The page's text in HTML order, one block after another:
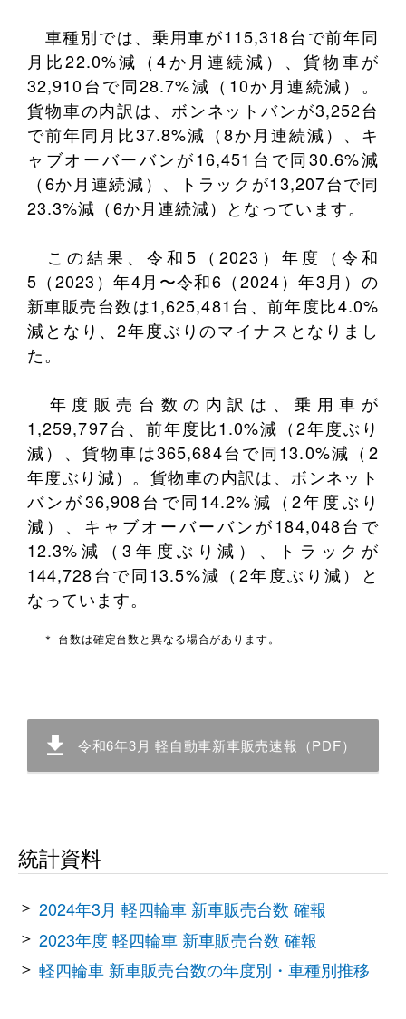
車種別では、乗用車が115,318台で前年同
月比22.0%減（4か月連続減）、貨物車が
32,910台で同28.7%減（10か月連続減）。
貨物車の内訳は、ボンネットバンが3,252台
で前年同月比37.8%減（8か月連続減）、キ
ャブオーバーバンが16,451台で同30.6%減
（6か月連続減）、トラックが13,207台で同
23.3%減（6か月連続減）となっています。
この結果、令和5（2023）年度（令和
5（2023）年4月〜令和6（2024）年3月）の
新車販売台数は1,625,481台、前年度比4.0%
減となり、2年度ぶりのマイナスとなりまし
た。
年度販売台数の内訳は、乗用車が
1,259,797台、前年度比1.0%減（2年度ぶり
減）、貨物車は365,684台で同13.0%減（2
年度ぶり減）。貨物車の内訳は、ボンネット
バンが36,908台で同14.2%減（2年度ぶり
減）、キャブオーバーバンが184,048台で
12.3%減（3年度ぶり減）、トラックが
144,728台で同13.5%減（2年度ぶり減）と
なっています。
＊ 台数は確定台数と異なる場合があります。
令和6年3月 軽自動車新車販売速報（PDF）
統計資料
2024年3月 軽四輪車 新車販売台数 確報
2023年度 軽四輪車 新車販売台数 確報
軽四輪車 新車販売台数の年度別・車種別推移